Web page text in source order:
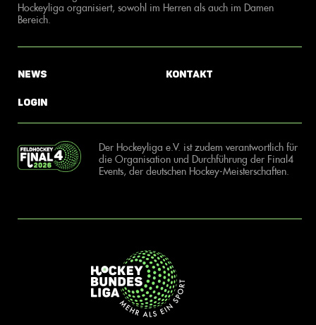
Hockeyliga organisiert, sowohl im Herren als auch im Damen
Bereich.
News
Login
Kontakt
Der Hockeyliga e.V. ist zudem verantwortlich für
die Organisation und Durchführung der Final4
Events, der deutschen Hockey-Meisterschaften.